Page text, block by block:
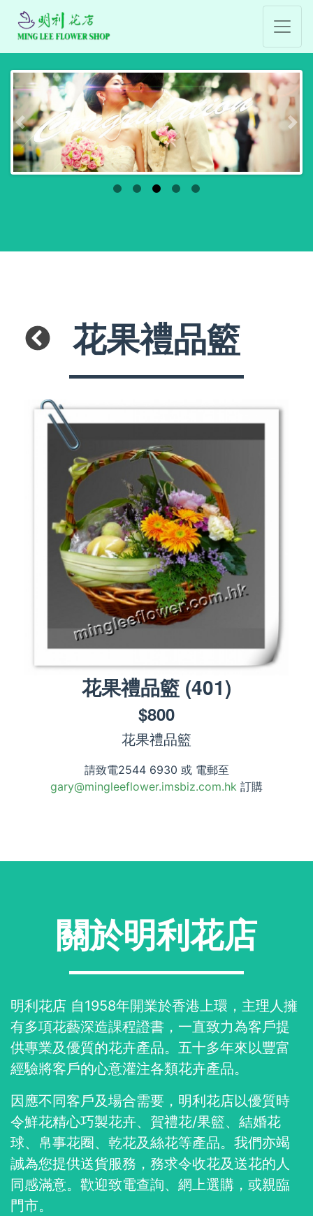
Previous
花果禮品籃
花果禮品籃 (401)
$800
花果禮品籃
請致電2544 6930 或 電郵至
gary@mingleeflower.imsbiz.com.hk 訂購
關於明利花店
明利花店 自1958年開業於香港上環，主理人擁
有多項花藝深造課程證書，一直致力為客戶提
供專業及優質的花卉產品。五十多年來以豐富
經驗將客戶的心意灌注各類花卉產品。
因應不同客戶及場合需要，明利花店以優質時
令鮮花精心巧製花卉、賀禮花/果籃、結婚花
球、帛事花圈、乾花及絲花等產品。我們亦竭
誠為您提供送貨服務，務求令收花及送花的人
同感滿意。歡迎致電查詢、網上選購，或親臨
門市。